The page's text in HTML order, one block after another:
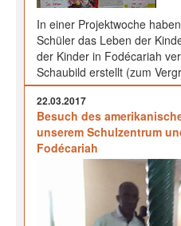
In einer Projektwoche
Schüler das Leben der
der Kinder in Fodécariah
Schaubild erstellt (zum
22.03.2017
Besuch des
unserem Schulzentrum
Fodécariah